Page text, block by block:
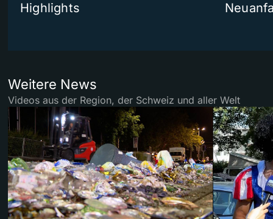
Highlights
Weitere News
Videos aus der Region, der Schweiz und aller Welt